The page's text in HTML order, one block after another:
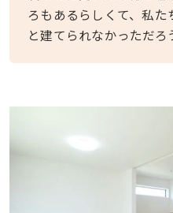
ろもあるらしくて、私
と建てられなかっただろ